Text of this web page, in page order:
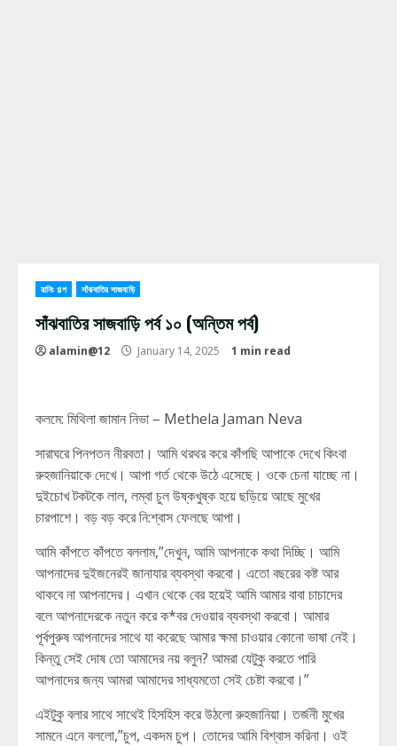
রানিং গল্প সাঁঝবাতির সাজবাড়ি
সাঁঝবাতির সাজবাড়ি পর্ব ১০ (অন্তিম পর্ব)
alamin@12 January 14, 2025 1 min read
কলমে: মিথিলা জামান নিভা – Methela Jaman Neva
সারাঘরে পিনপতন নীরবতা। আমি থরথর করে কাঁপছি আপাকে দেখে কিংবা
রুহজানিয়াকে দেখে। আপা গর্ত থেকে উঠে এসেছে। ওকে চেনা যাচ্ছে না।
দুইচোখ টকটকে লাল, লম্বা চুল উষ্কখুষ্ক হয়ে ছড়িয়ে আছে মুখের
চারপাশে। বড় বড় করে নি:শ্বাস ফেলছে আপা।
আমি কাঁপতে কাঁপতে বললাম,”দেখুন, আমি আপনাকে কথা দিচ্ছি। আমি
আপনাদের দুইজনেরই জানাযার ব্যবস্থা করবো। এতো বছরের কষ্ট আর
থাকবে না আপনাদের। এখান থেকে বের হয়েই আমি আমার বাবা চাচাদের
বলে আপনাদেরকে নতুন করে ক*বর দেওয়ার ব্যবস্থা করবো। আমার
পূর্বপুরুষ আপনাদের সাথে যা করেছে আমার ক্ষমা চাওয়ার কোনো ভাষা নেই।
কিন্তু সেই দোষ তো আমাদের নয় বলুন? আমরা যেটুকু করতে পারি
আপনাদের জন্য আমরা আমাদের সাধ্যমতো সেই চেষ্টা করবো।”
এইটুকু বলার সাথে সাথেই হিসহিস করে উঠলো রুহজানিয়া। তর্জনী মুখের
সামনে এনে বললো,”চুপ, একদম চুপ। তোদের আমি বিশ্বাস করিনা। ওই